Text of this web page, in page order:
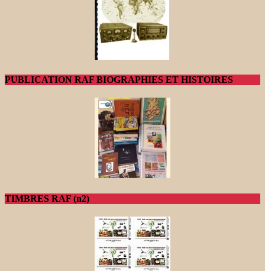
PUBLICATION RAF BIOGRAPHIES ET HISTOIRES
TIMBRES RAF (n2)